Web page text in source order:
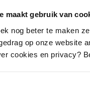
maakt gebruik van
nog beter te maken
op onze website
cookies en privacy?